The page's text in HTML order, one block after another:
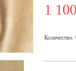
1
Количество: